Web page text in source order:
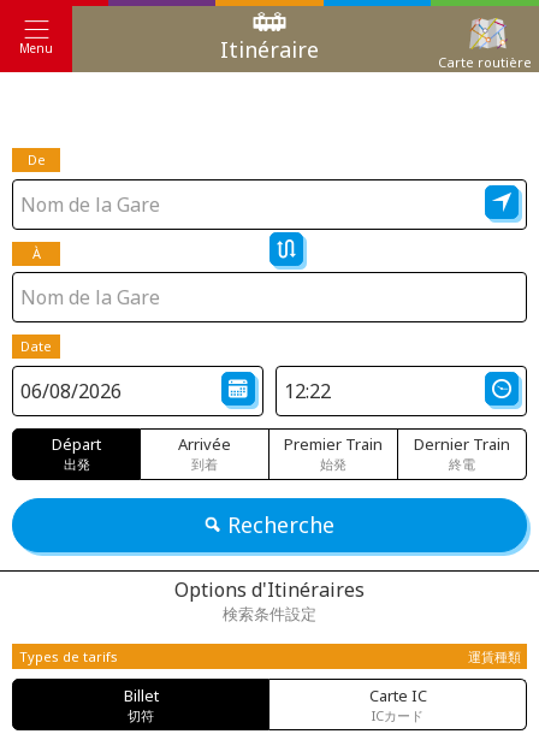
Menu Itinéraire Carte routière
De
À
Date
Départ
出発
Arrivée
到着
Premier Train
始発
Dernier Train
終電
Recherche
Options d'Itinéraires
検索条件設定
Types de tarifs 運賃種類
Billet
切符
Carte IC
ICカード